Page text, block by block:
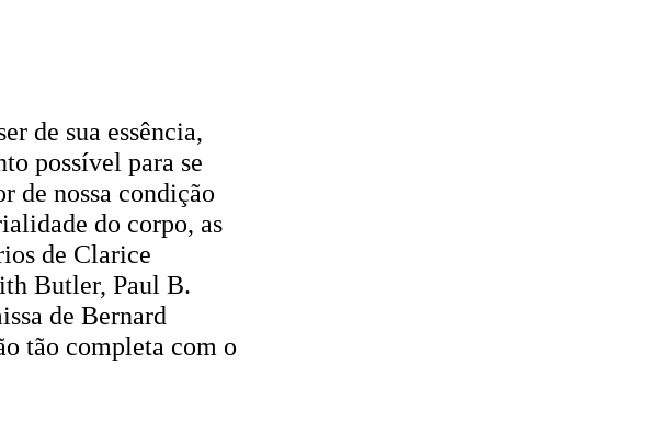
de sua essência,
possível para se
de nossa condição
do corpo, as
de Clarice
Butler, Paul B.
de Bernard
tão completa com o